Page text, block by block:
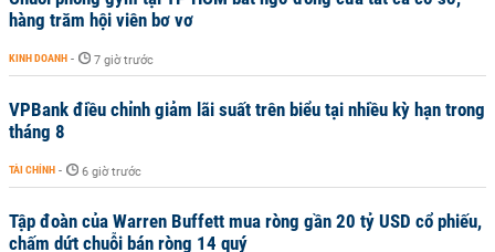
hàng trăm hội viên bơ vơ
KINH DOANH - 7 giờ trước
VPBank điều chỉnh giảm lãi suất trên biểu tại nhiều kỳ hạn trong
tháng 8
TÀI CHÍNH - 6 giờ trước
Tập đoàn của Warren Buffett mua ròng gần 20 tỷ USD cổ phiếu,
chấm dứt chuỗi bán ròng 14 quý